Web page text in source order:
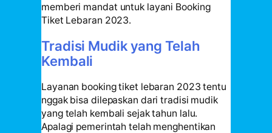
memberi mandat untuk layani Booking
Tiket Lebaran 2023.
Tradisi Mudik yang Telah
Kembali
Layanan booking tiket lebaran 2023 tentu
nggak bisa dilepaskan dari tradisi mudik
yang telah kembali sejak tahun lalu.
Apalagi pemerintah telah menghentikan